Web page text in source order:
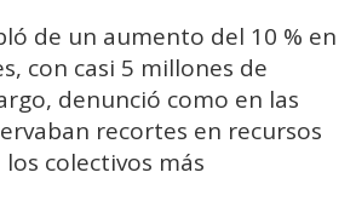
de un aumento del 10 % en
con casi 5 millones de
denunció como en las
recortes en recursos
colectivos más